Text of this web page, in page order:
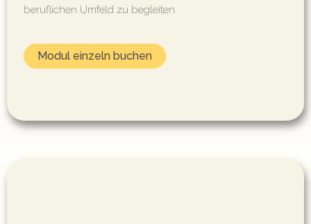
beruflichen Umfeld zu begleiten.
Modul einzeln buchen